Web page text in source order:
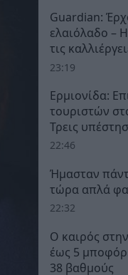
Guardian:
ελαιόλαδο –
τις
23:19
Ερμιονίδα:
τουριστών
Τρεις
22:46
Ήμασταν
τώρα απλά
22:32
Ο καιρός
έως 5 μποφόρ
38 βαθμούς